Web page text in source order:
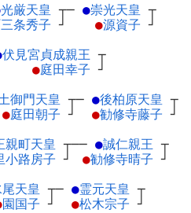
光厳天皇 ┬
条秀子 ┘
─ ●崇光天皇 ┬
●源資子 ┘
伏見宮貞成親王 ┬
●庭田幸子 ┘
御門天皇 ┬
●庭田朝子 ┘
─ ●後柏原天皇 ┬
●勧修寺藤子 ┘
親町天皇 ┬
小路房子 ┘
── ●誠仁親王 ┬
●勧修寺晴子 ┘
天皇 ┬
園国子 ┘
─ ●霊元天皇 ┬
●松木宗子 ┘